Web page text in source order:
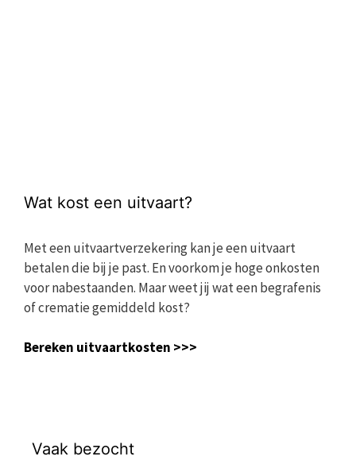
Wat kost een uitvaart?
Met een uitvaartverzekering kan je een uitvaart
betalen die bij je past. En voorkom je hoge onkosten
voor nabestaanden. Maar weet jij wat een begrafenis
of crematie gemiddeld kost?
Bereken uitvaartkosten >>>
Vaak bezocht